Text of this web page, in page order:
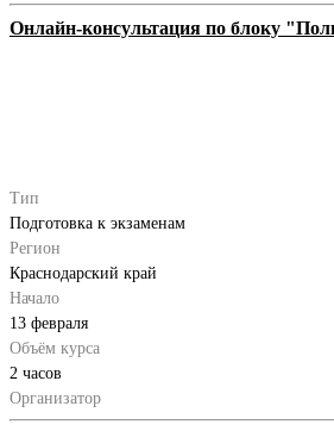
Онлайн-консультация по блоку
Тип
Подготовка к экзаменам
Регион
Краснодарский край
Начало
13 февраля
Объём курса
2 часов
Организатор